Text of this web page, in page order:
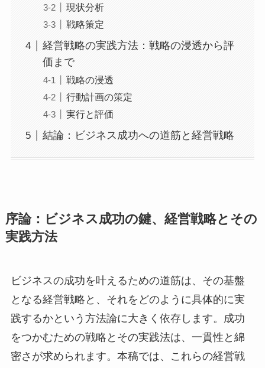
現状分析
戦略策定
経営戦略の実践方法：戦略の浸透から評
価まで
戦略の浸透
行動計画の策定
実行と評価
結論：ビジネス成功への道筋と経営戦略
序論：ビジネス成功の鍵、経営戦略とその
実践方法
ビジネスの成功を叶えるための道筋は、その基盤
となる経営戦略と、それをどのように具体的に実
践するかという方法論に大きく依存します。成功
をつかむための戦略とその実践法は、一貫性と綿
密さが求められます。本稿では、これらの経営戦